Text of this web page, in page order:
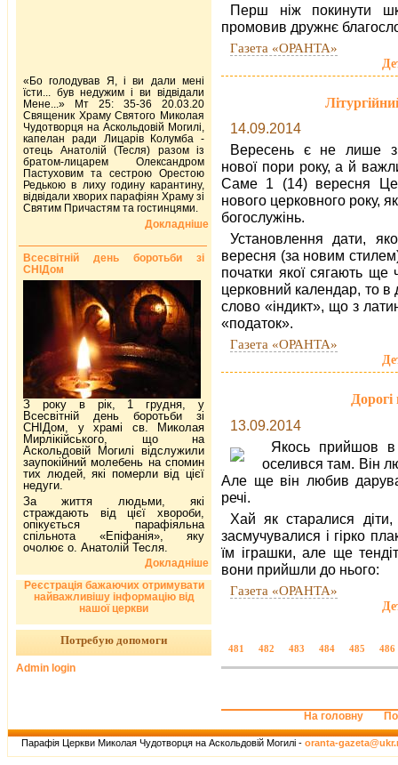
Перш ніж покинути
промовив дружнє
Газета «ОРАНТА»
14.09.2014
Вересень є не лише
нової пори року, а й
Саме 1 (14) вересня
нового церковного року,
богослужінь.
Установлення дати,
вересня (за новим
початки якої сягають ще
церковний календар, то в
слово «індикт», що з
«податок».
Газета «ОРАНТА»
13.09.2014
Якось прийшов в
оселився там. Він
Але ще він любив
речі.
Хай як старалися діти,
засмучувалися і гірко
їм іграшки, але ще
вони прийшли до нього:
Газета «ОРАНТА»
481 482 483 484 485 486
«Бо голодував Я, і ви дали мені
їсти... був недужим і ви відвідали
Мене...» Мт 25: 35-36 20.03.20
Священик Храму Святого Миколая
Чудотворця на Аскольдовій Могилі,
капелан ради Лицарів Колумба -
отець Анатолій (Тесля) разом із
братом-лицарем Олександром
Пастуховим та сестрою Орестою
Редькою в лиху годину карантину,
відвідали хворих парафіян Храму зі
Святим Причастям та гостинцями.
Докладніше
Всесвітній день боротьби зі
СНІДом
З року в рік, 1 грудня, у
Всесвітній день боротьби зі
СНІДом, у храмі св. Миколая
Мирлікійського, що на
Аскольдовій Могилі відслужили
заупокійний молебень на спомин
тих людей, які померли від цієї
недуги.
За життя людьми, які
страждають від цієї хвороби,
опікується парафіяльна
спільнота «Епіфанія», яку
очолює о. Анатолій Тесля.
Докладніше
Реєстрація бажаючих отримувати
найважливішу інформацію від
нашої церкви
Потребую допомоги
Admin login
На головну
Парафія Церкви Миколая Чудотворця на Аскольдовій Могилі - oranta-